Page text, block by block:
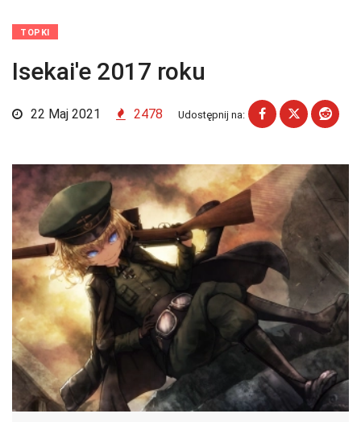
TOPKI
Isekai'e 2017 roku
22 Maj 2021 2478 Udostępnij na: